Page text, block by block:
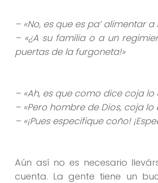
– «No, es que es pa’ alimentar
– «¿A su familia o a un
puertas de la furgoneta!»
– «Ah, es que como dice coja lo
– «Pero hombre de Dios, coja
– «¡Pues especifique coño!
Aún así no es necesario
cuenta. La gente tiene un